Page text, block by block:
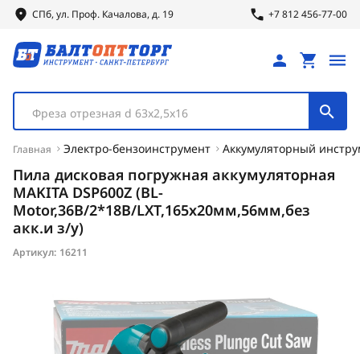
СПб, ул. Проф. Качалова, д. 19 +7 812 456-77-00
Фреза отрезная d 63х2,5х16
Главная Электро-бензоинструмент Аккумуляторный
Пила дисковая погружная аккумуляторная
MAKITA DSP600Z (BL-
Motor,36В/2*18В/LXT,165х20мм,56мм,без
акк.и з/у)
Артикул: 16211